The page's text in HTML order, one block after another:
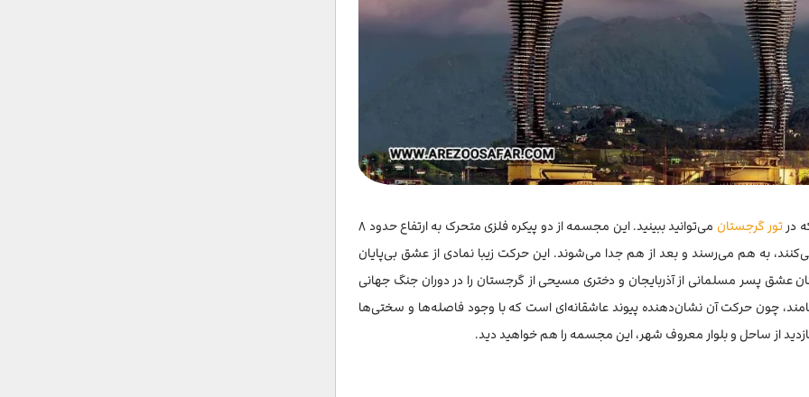
در تور گرجستان
می‌توانید ببینید. این مجسمه از دو پیکره فلزی متحرک به ارتفاع حدود ۸
به هم می‌رسند و بعد از هم جدا می‌شوند. این حرکت زیبا نمادی از عشق بی‌پایان
پسر مسلمانی از آذربایجان و دختری مسیحی از گرجستان را در دوران جنگ جهانی
چون حرکت آن نشان‌دهنده پیوند عاشقانه‌ای است که با وجود فاصله‌ها و سختی‌ها
از ساحل و بلوار معروف شهر، این مجسمه را هم خواهید دید.